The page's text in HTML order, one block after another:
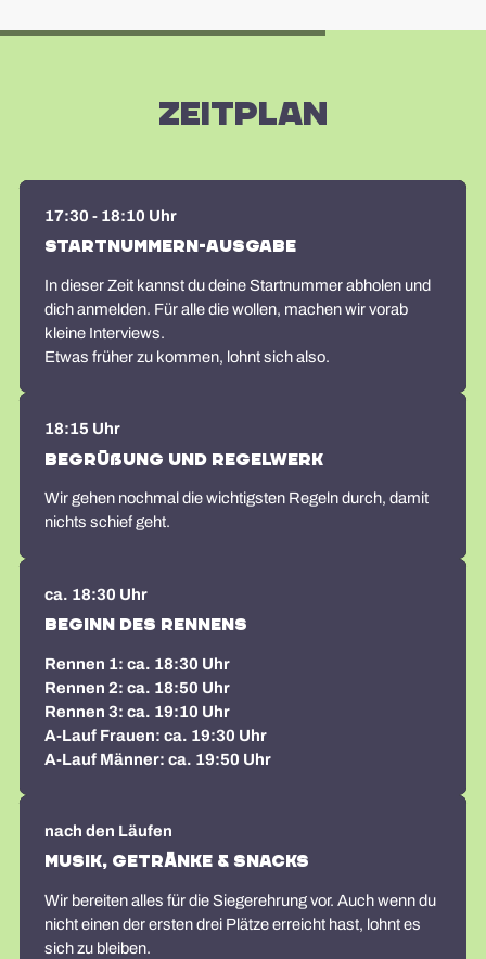
Zeitplan
17:30 - 18:10 Uhr
Startnummern-Ausgabe
In dieser Zeit kannst du deine Startnummer abholen und
dich anmelden. Für alle die wollen, machen wir vorab
kleine Interviews.
Etwas früher zu kommen, lohnt sich also.
18:15 Uhr
Begrüßung und Regelwerk
Wir gehen nochmal die wichtigsten Regeln durch, damit
nichts schief geht.
ca. 18:30 Uhr
Beginn des Rennens
Rennen 1: ca. 18:30 Uhr
Rennen 2: ca. 18:50 Uhr
Rennen 3: ca. 19:10 Uhr
A-Lauf Frauen: ca. 19:30 Uhr
A-Lauf Männer: ca. 19:50 Uhr
nach den Läufen
Musik, Getränke & Snacks
Wir bereiten alles für die Siegerehrung vor. Auch wenn du
nicht einen der ersten drei Plätze erreicht hast, lohnt es
sich zu bleiben.